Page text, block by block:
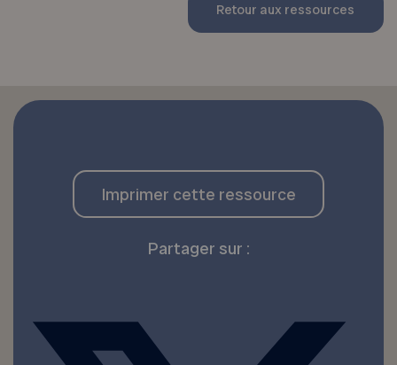
Retour aux ressources
Imprimer cette ressource
Partager sur :